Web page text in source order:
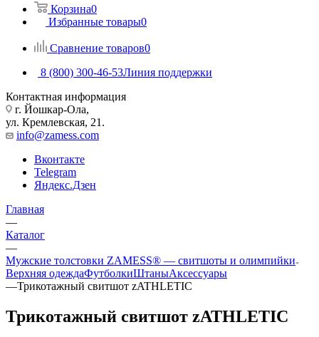
Корзина0
Избранные товары0
Сравнение товаров0
8 (800) 300-46-53Линия поддержки
Контактная информация
г. Йошкар-Ола,
ул. Кремлевская, 21.
info@zamess.com
Вконтакте
Telegram
Яндекс.Дзен
Главная
—
Каталог
—
Мужские толстовки ZAMESS® — свитшоты и олимпийки
Верхняя одеждаФутболкиШтаныАксессуары
—Трикотажный свитшот zATHLETIC
Трикотажный свитшот zATHLETIC